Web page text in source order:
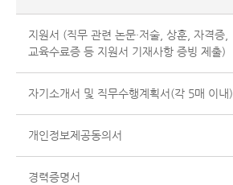
지원서 (직무 관련 논문·저술, 상훈, 자격증,
교육수료증 등 지원서 기재사항 증빙 제출)
자기소개서 및 직무수행계획서(각 5매 이내)
개인정보제공동의서
경력증명서